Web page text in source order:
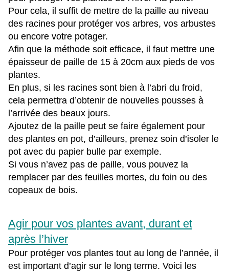
Pour cela, il suffit de mettre de la paille au niveau
des racines pour protéger vos arbres, vos arbustes
ou encore votre potager.
Afin que la méthode soit efficace, il faut mettre une
épaisseur de paille de 15 à 20cm aux pieds de vos
plantes.
En plus, si les racines sont bien à l’abri du froid,
cela permettra d’obtenir de nouvelles pousses à
l’arrivée des beaux jours.
Ajoutez de la paille peut se faire également pour
des plantes en pot, d’ailleurs, prenez soin d’isoler le
pot avec du papier bulle par exemple.
Si vous n’avez pas de paille, vous pouvez la
remplacer par des feuilles mortes, du foin ou des
copeaux de bois.
Agir pour vos plantes avant, durant et
après l’hiver
Pour protéger vos plantes tout au long de l’année, il
est important d’agir sur le long terme. Voici les